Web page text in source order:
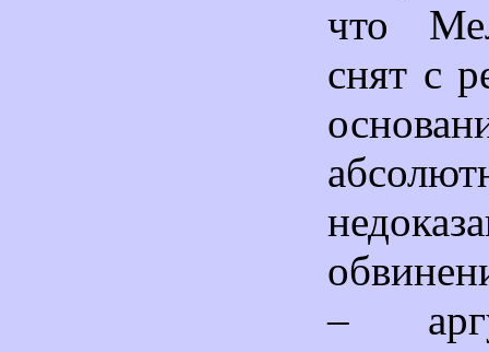
что
снят с
–